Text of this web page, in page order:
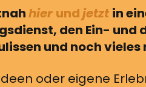
hier undjetzt in
den Ein- und
und noch vieles
oder eigene